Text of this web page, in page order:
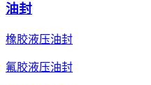
油封
橡胶液压油封
氟胶液压油封